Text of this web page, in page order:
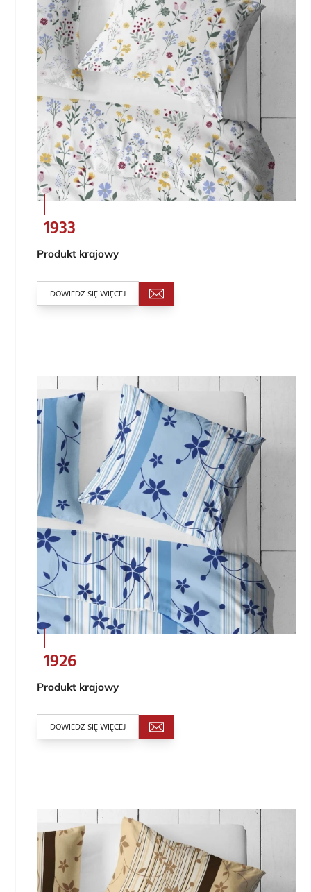
1933
Produkt krajowy
DOWIEDZ SIĘ WIĘCEJ
1926
Produkt krajowy
DOWIEDZ SIĘ WIĘCEJ